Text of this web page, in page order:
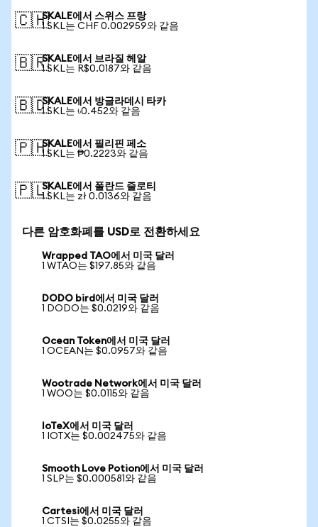
🇨🇭SKALE에서 스위스 프랑
1 SKL는 CHF 0.002959와 같음
🇧🇷SKALE에서 브라질 헤알
1 SKL는 R$0.0187와 같음
🇧🇩SKALE에서 방글라데시 타카
1 SKL는 ৳0.452와 같음
🇵🇭SKALE에서 필리핀 페소
1 SKL는 ₱0.2223와 같음
🇵🇱SKALE에서 폴란드 즐로티
1 SKL는 zł 0.0136와 같음
다른 암호화폐를 USD로 전환하세요
Wrapped TAO에서 미국 달러
1 WTAO는 $197.85와 같음
DODO bird에서 미국 달러
1 DODO는 $0.0219와 같음
Ocean Token에서 미국 달러
1 OCEAN는 $0.0957와 같음
Wootrade Network에서 미국 달러
1 WOO는 $0.0115와 같음
IoTeX에서 미국 달러
1 IOTX는 $0.002475와 같음
Smooth Love Potion에서 미국 달러
1 SLP는 $0.000581와 같음
Cartesi에서 미국 달러
1 CTSI는 $0.0255와 같음